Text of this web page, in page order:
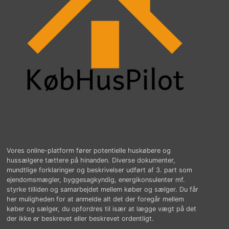
Vores online-platform fører potentielle huskøbere og
hussælgere tættere på hinanden. Diverse dokumenter,
mundtlige forklaringer og beskrivelser udført af 3. part som
ejendomsmægler, byggesagkyndig, energikonsulenter mf.
styrke tilliden og samarbejdet mellem køber og sælger. Du får
her muligheden for at anmelde alt det der foregår mellem
køber og sælger, du opfordres til især at lægge vægt på det
der ikke er beskrevet eller beskrevet ordentligt.